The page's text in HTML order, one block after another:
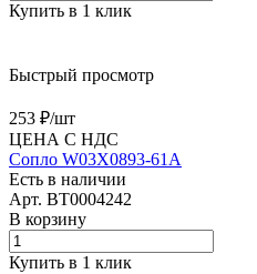
Купить в 1 клик
Быстрый просмотр
253 ₽/шт
ЦЕНА С НДС
Сопло W03X0893-61A
Есть в наличии
Арт. BT0004242
В корзину
Купить в 1 клик